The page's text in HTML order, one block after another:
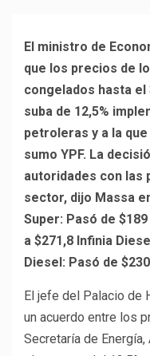
El ministro de
que los precios de
congelados hasta
suba de 12,5%
petroleras y a la
sumo YPF. La
autoridades con las
sector, dijo Massa
Super: Pasó de $189
a $271,8 Infinia
Diesel: Pasó de
El jefe del Palacio de
un acuerdo entre los
Secretaría de